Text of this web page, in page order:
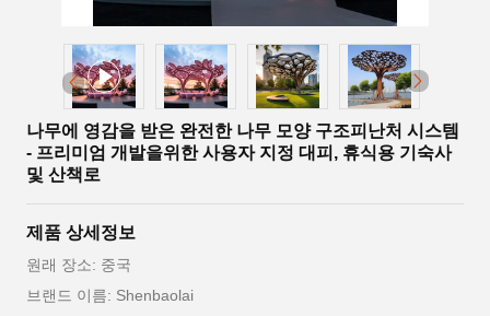
나무에 영감을 받은 완전한 나무 모양 구조피난처 시스템
- 프리미엄 개발을위한 사용자 지정 대피, 휴식용 기숙사
및 산책로
제품 상세정보
원래 장소: 중국
브랜드 이름: Shenbaolai